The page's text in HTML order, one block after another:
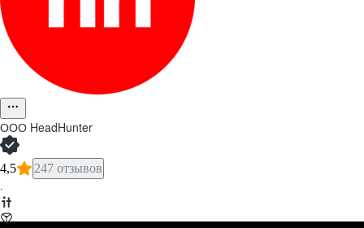
ООО HeadHunter
4,5 247 отзывов
·